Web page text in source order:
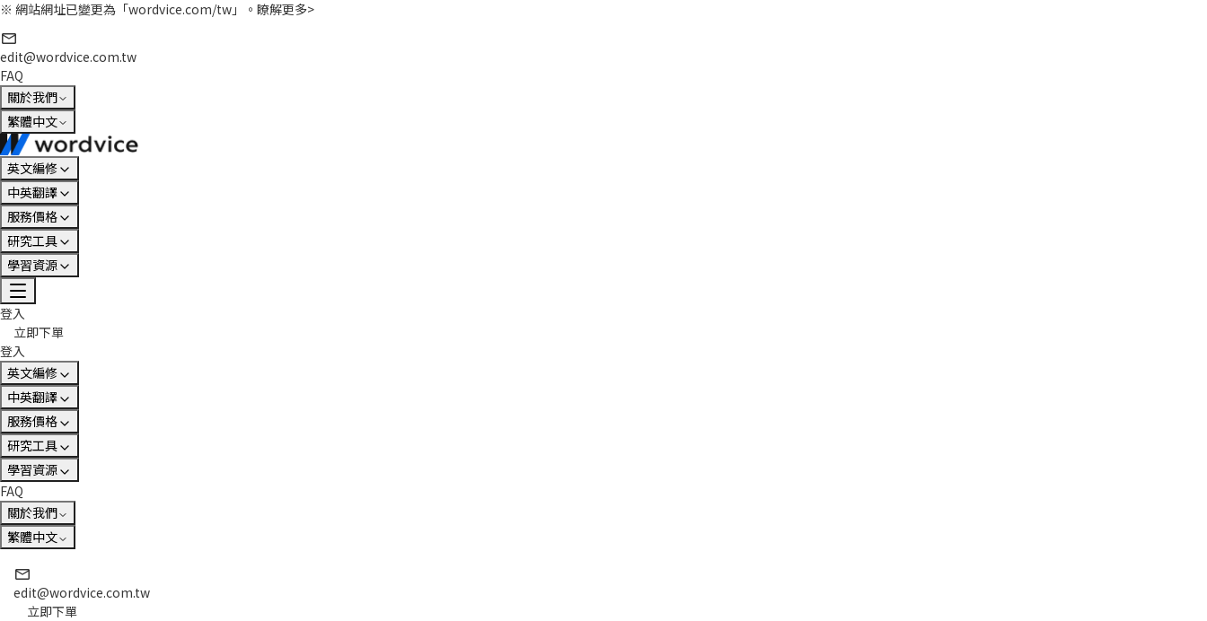
※ 網站網址已變更為「wordvice.com/tw」。 瞭解更多>
edit@wordvice.com.tw
FAQ
關於我們
繁體中文
英文編修
中英翻譯
服務價格
研究工具
學習資源
登入
立即下單
登入
英文編修
中英翻譯
服務價格
研究工具
學習資源
FAQ
關於我們
繁體中文
edit@wordvice.com.tw
立即下單